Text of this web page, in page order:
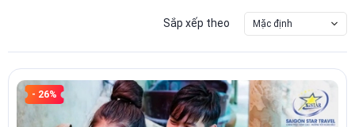
Sắp xếp theo Mặc định
- 26%